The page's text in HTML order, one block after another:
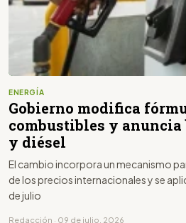
ENERGÍA
Gobierno modifica
combustibles y anuncia
y diésel
El cambio incorpora un mecanismo
de los precios internacionales y se
de julio
Redacción · 09 de julio, 2026